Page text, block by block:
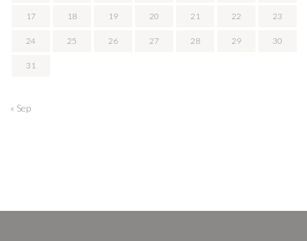
17 18 19 20 21 22 23
24 25 26 27 28 29 30
31
« Sep